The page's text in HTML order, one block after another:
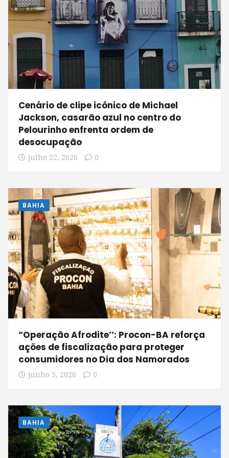
Cenário de clipe icônico de Michael
Jackson, casarão azul no centro do
Pelourinho enfrenta ordem de
desocupação
julho 22, 2026 0
BAHIA
“Operação Afrodite’’: Procon-BA reforça
ações de fiscalização para proteger
consumidores no Dia dos Namorados
junho 5, 2026 0
BAHIA